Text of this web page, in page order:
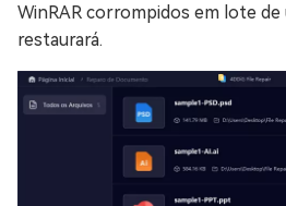
WinRAR corrompidos em lote de
restaurará.